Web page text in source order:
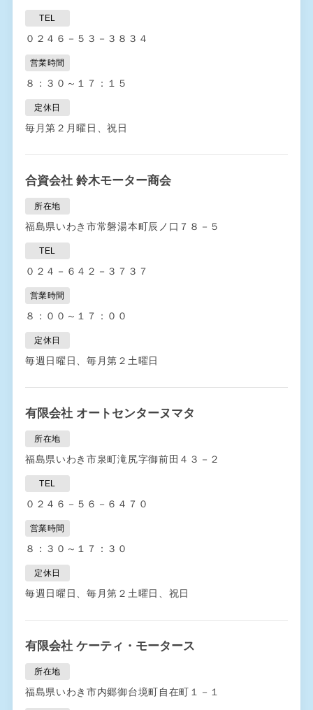
TEL
０２４６－５３－３８３４
営業時間
８：３０～１７：１５
定休日
毎月第２月曜日、祝日
合資会社 鈴木モーター商会
所在地
福島県いわき市常磐湯本町辰ノ口７８－５
TEL
０２４－６４２－３７３７
営業時間
８：００～１７：００
定休日
毎週日曜日、毎月第２土曜日
有限会社 オートセンターヌマタ
所在地
福島県いわき市泉町滝尻字御前田４３－２
TEL
０２４６－５６－６４７０
営業時間
８：３０～１７：３０
定休日
毎週日曜日、毎月第２土曜日、祝日
有限会社 ケーティ・モータース
所在地
福島県いわき市内郷御台境町自在町１－１